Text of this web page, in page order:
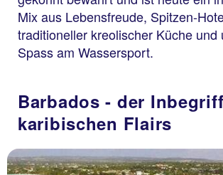
Mix aus Lebensfreude, Spitzen-
traditioneller kreolischer Küche und
Spass am Wassersport.
Barbados - der
karibischen Flairs